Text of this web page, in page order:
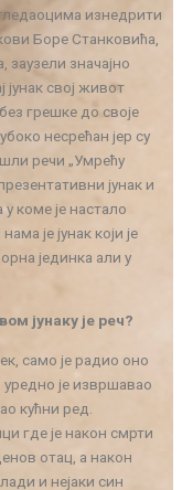
изнедрити
Боре Станковића,
значајно
јунак свој живот
грешке до своје
несрећан јер су
речи „Умрећу
јунак и
коме је настало
је јунак који је
јединка али у
јунаку је реч?
само је радио оно
је извршавао
кућни ред.
где је након смрти
отац, а након
и нејаки син